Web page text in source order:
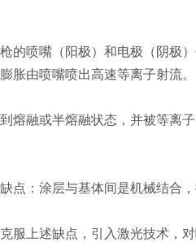
喷嘴（阳极）和电极（阴极
胀由喷嘴喷出高速等离子射流。
融或半熔融状态，并被等离
点：涂层与基体间是机械结合，
上述缺点，引入激光技术，